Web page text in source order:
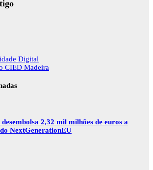
Digital
CIED Madeira
2,32 mil milhões de euros a
NextGenerationEU